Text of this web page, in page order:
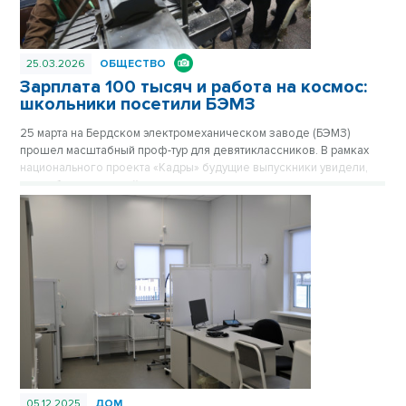
25.03.2026 ОБЩЕСТВО
Зарплата 100 тысяч и работа на космос:
школьники посетили БЭМЗ
25 марта на Бердском электромеханическом заводе (БЭМЗ)
прошел масштабный проф-тур для девятиклассников. В рамках
национального проекта «Кадры» будущие выпускники увидели,
как работает крупнейшее машиностроительное предприятие
региона, обеспечивающее в том числе российскую космонавтику
высокоточными приборами уже 67 лет.